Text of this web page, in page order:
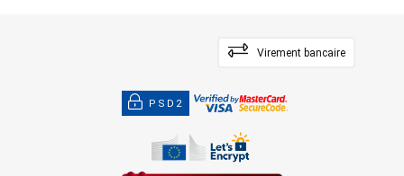
Virement bancaire
PSD2